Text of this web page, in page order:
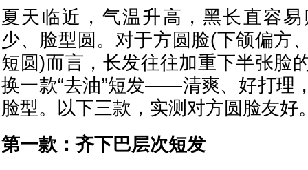
夏天临近，气温升高，黑长直容
少、脸型圆。对于方圆脸(下颌偏方
短圆)而言，长发往往加重下半张脸
换一款“去油”短发——清爽、好打理
脸型。以下三款，实测对方圆脸友好
第一款：齐下巴层次短发